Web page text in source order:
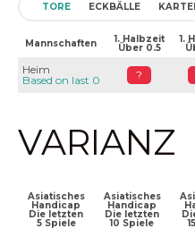
TORE ECKBÄLLE
Mannschaften 1. Halbzeit
Über 0.5
1.
Heim
Based on last 0
?
VARIANZ
Asiatisches
Handicap
Die letzten
5 Spiele
Asiatisches
Handicap
Die letzten
10 Spiele